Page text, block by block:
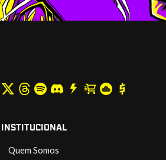
INSTITUCIONAL
Quem Somos